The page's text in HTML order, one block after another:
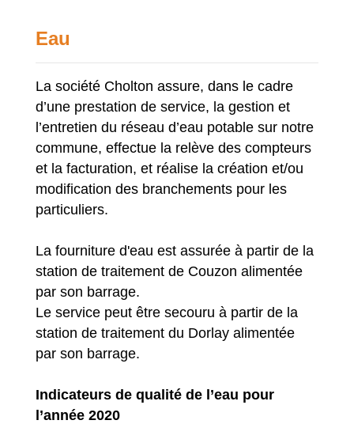
Eau
La société Cholton assure, dans le cadre
d’une prestation de service, la gestion et
l’entretien du réseau d’eau potable sur notre
commune, effectue la relève des compteurs
et la facturation, et réalise la création et/ou
modification des branchements pour les
particuliers.
La fourniture d'eau est assurée à partir de la
station de traitement de Couzon alimentée
par son barrage.
Le service peut être secouru à partir de la
station de traitement du Dorlay alimentée
par son barrage.
Indicateurs de qualité de l’eau pour
l’année 2020